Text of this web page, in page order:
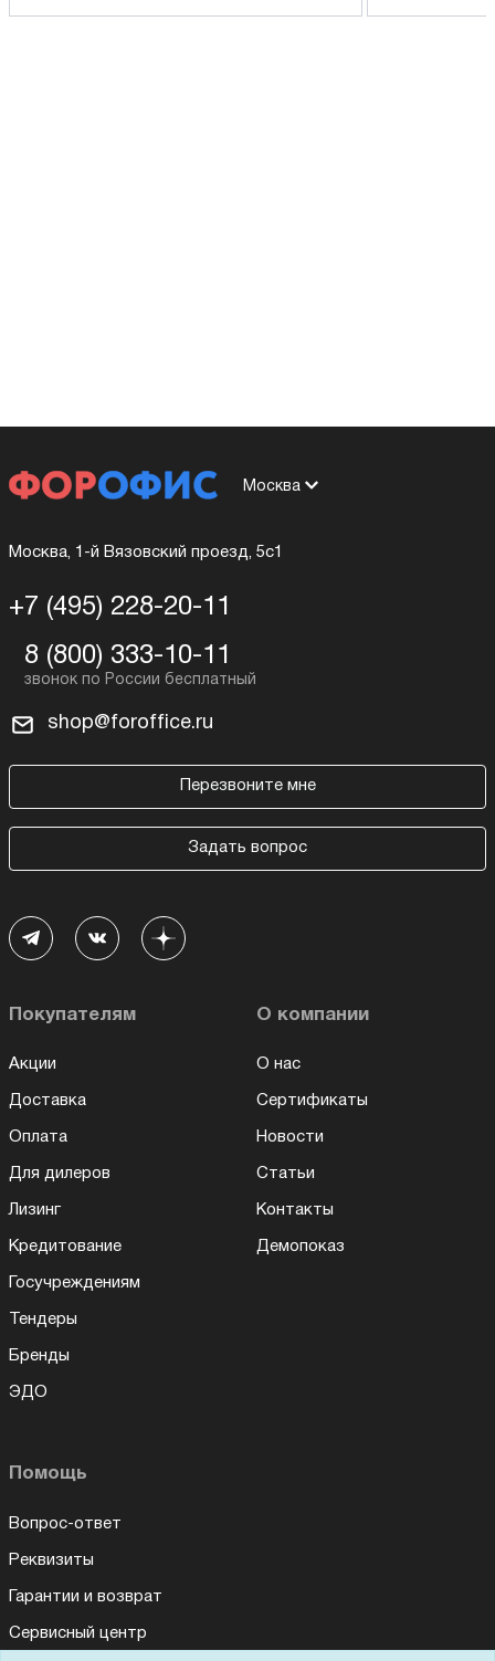
Москва
Москва, 1-й Вязовский проезд, 5с1
+7 (495) 228-20-11
8 (800) 333-10-11
shop@foroffice.ru
Перезвоните мне
Задать вопрос
Покупателям
Акции
Доставка
Оплата
Для дилеров
Лизинг
Кредитование
Госучреждениям
Тендеры
Бренды
ЭДО
О компании
О нас
Сертификаты
Новости
Статьи
Контакты
Демопоказ
Помощь
Вопрос-ответ
Реквизиты
Гарантии и возврат
Сервисный центр